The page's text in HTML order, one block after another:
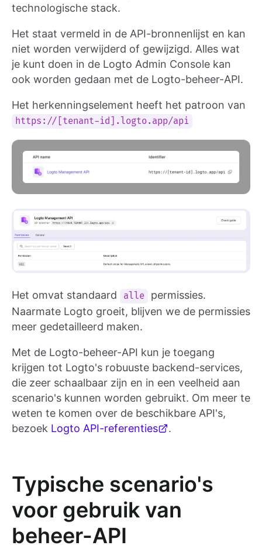
technologische stack.
Het staat vermeld in de API-bronnenlijst en kan
niet worden verwijderd of gewijzigd. Alles wat
je kunt doen in de Logto Admin Console kan
ook worden gedaan met de Logto-beheer-API.
Het herkenningselement heeft het patroon van
https://[tenant-id].logto.app/api
Het omvat standaard alle
permissies.
Naarmate Logto groeit, blijven we de permissies
meer gedetailleerd maken.
Met de Logto-beheer-API kun je toegang
krijgen tot Logto's robuuste backend-services,
die zeer schaalbaar zijn en in een veelheid aan
scenario's kunnen worden gebruikt. Om meer te
weten te komen over de beschikbare API's,
bezoek Logto API-referenties .
Typische scenario's
voor gebruik van
beheer-API